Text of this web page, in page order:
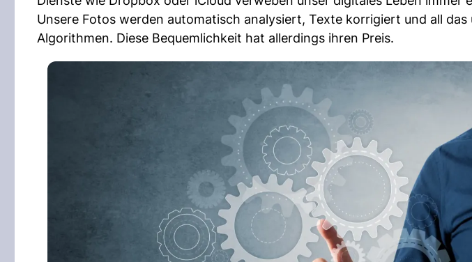
Unsere Fotos werden automatisch analysiert, Texte korrigiert und all
Algorithmen. Diese Bequemlichkeit hat allerdings ihren Preis.